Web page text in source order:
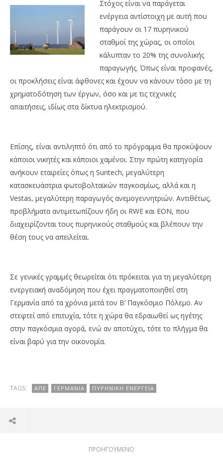
Στόχος είναι να παράγεται
ενέργεια αντίστοιχη με αυτή που
παράγουν οι 17 πυρηνικού
σταθμοί της χώρας, οι οποίοι
κάλυπταν το 20% της συνολικής
παραγωγής. Όπως είναι προφανές,
οι προκλήσεις είναι άφθονες και έχουν να κάνουν τόσο με τη
χρηματοδότηση των έργων, όσο και με τις τεχνικές
απαιτήσεις, ιδίως στα δίκτυα ηλεκτρισμού.
Επίσης, είναι αντιληπτό ότι από το πρόγραμμα θα προκύψουν
κάποιοι νικητές και κάποιοι χαμένοι. Στην πρώτη κατηγορία
ανήκουν εταιρείες όπως η Suntech, μεγαλύτερη
κατασκευάστρια φωτοβολταϊκών παγκοσμίως, αλλά και η
Vestas, μεγαλύτερη παραγωγός ανεμογεννητριών. Αντιθέτως,
προβλήματα αντιμετωπίζουν ήδη οι RWE και EON, που
διαχειρίζονται τους πυρηνικούς σταθμούς και βλέπουν την
θέση τους να απειλείται.
Σε γενικές γραμμές θεωρείται ότι πρόκειται για τη μεγαλύτερη
ενεργειακή αναδόμηση που έχει πραγματοποιηθεί στη
Γερμανία από τα χρόνια μετά τον Β’ Παγκόσμιο Πόλεμο. Αν
στεφτεί από επιτυχία, τότε η χώρα θα εδραιωθεί ως ηγέτης
στην παγκόσμια αγορά, ενώ αν αποτύχει, τότε το πλήγμα θα
είναι βαρύ για την οικονομία.
TAGS: ΑΠΕ ΓΕΡΜΑΝΊΑ ΠΥΡΗΝΙΚΉ ΕΝΈΡΓΕΙΑ
ΠΡΟΗΓΟΎΜΕΝΟ